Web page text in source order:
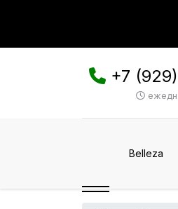
+7
ежедн.
Belleza